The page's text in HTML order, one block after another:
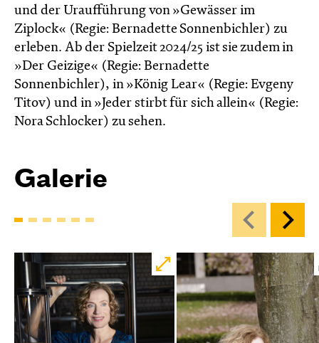
und der Uraufführung von »Gewässer im
Ziplock« (Regie: Bernadette Sonnenbichler) zu
erleben. Ab der Spielzeit 2024/25 ist sie zudem in
»Der Geizige« (Regie: Bernadette
Sonnenbichler), in »König Lear« (Regie: Evgeny
Titov) und in »Jeder stirbt für sich allein« (Regie:
Nora Schlocker) zu sehen.
Galerie